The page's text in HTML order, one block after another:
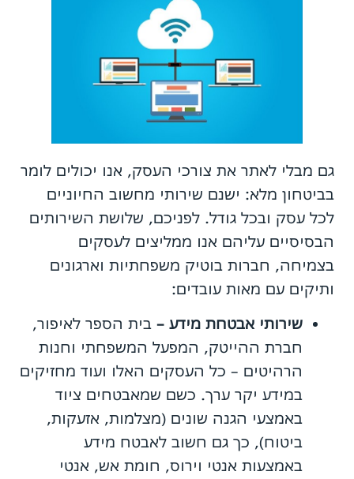
גם מבלי לאתר את צורכי העסק, אנו יכולים לומר
בביטחון מלא: ישנם שירותי מחשוב החיוניים
לכל עסק ובכל גודל. לפניכם, שלושת השירותים
הבסיסיים עליהם אנו ממליצים לעסקים
בצמיחה, חברות בוטיק משפחתיות וארגונים
ותיקים עם מאות עובדים:
שירותי אבטחת מידע – בית הספר לאיפור,
חברת ההייטק, המפעל המשפחתי וחנות
הרהיטים – כל העסקים האלו ועוד מחזיקים
במידע יקר ערך. כשם שמאבטחים ציוד
באמצעי הגנה שונים (מצלמות, אזעקות,
ביטוח), כך גם חשוב לאבטח מידע
באמצעות אנטי וירוס, חומת אש, אנטי